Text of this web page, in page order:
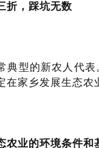
折，踩坑无数
典型的新农人代
在家乡发展生态农
农业的环境条件和